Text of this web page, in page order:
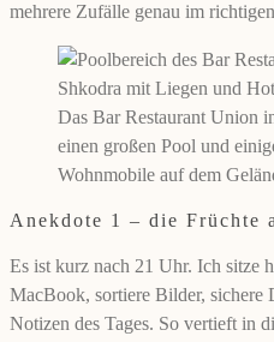
mehrere Zufälle genau im
Das Bar Restaurant Union
einen großen Pool und
Wohnmobile auf dem
Anekdote 1 – die Früchte
Es ist kurz nach 21 Uhr. Ich sitze
MacBook, sortiere Bilder, sichere
Notizen des Tages. So vertieft in